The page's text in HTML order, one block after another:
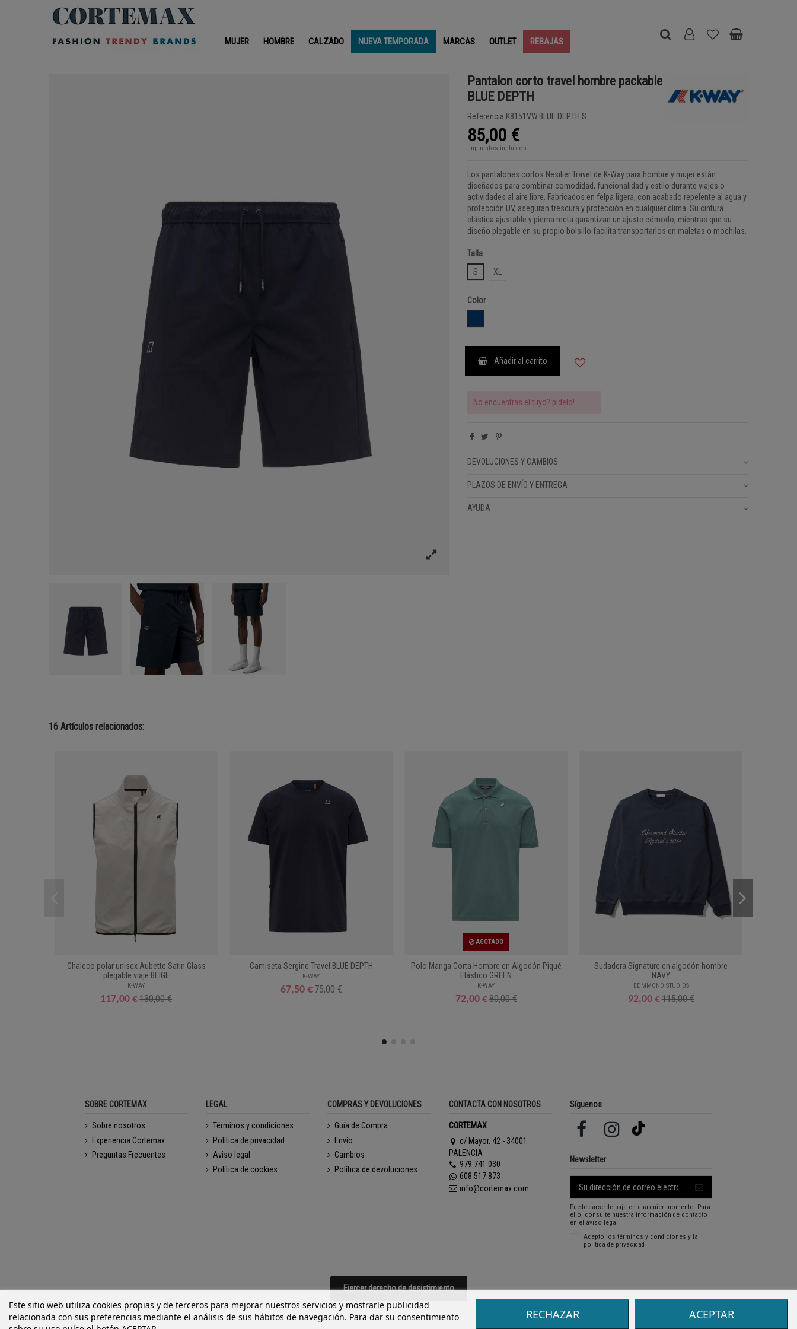
MUJER HOMBRE CALZADO NUEVA TEMPORADA MARCAS OUTLET REBAJAS
Pantalon corto travel hombre packable
BLUE DEPTH
Referencia K8151VW.BLUE DEPTH.S
85,00 €
Impuestos incluidos
Los pantalones cortos Nesilier Travel de K-Way para hombre y mujer están
diseñados para combinar comodidad, funcionalidad y estilo durante viajes o
actividades al aire libre. Fabricados en felpa ligera, con acabado repelente al agua y
protección UV, aseguran frescura y protección en cualquier clima. Su cintura
elástica ajustable y pierna recta garantizan un ajuste cómodo, mientras que su
diseño plegable en su propio bolsillo facilita transportarlos en maletas o mochilas.
Talla
S
XL
Color
Añadir al carrito
No encuentras el tuyo? pídelo!
DEVOLUCIONES Y CAMBIOS
PLAZOS DE ENVÍO Y ENTREGA
AYUDA
16 Artículos relacionados:
Chaleco polar unisex Aubette Satin Glass
plegable viaje BEIGE
K-WAY
117,00 €130,00 €
Camiseta Sergine Travel BLUE DEPTH
K-WAY
67,50 €75,00 €
AGOTADO
Polo Manga Corta Hombre en Algodón Piqué
Elástico GREEN
K-WAY
72,00 €80,00 €
Sudadera Signature en algodón hombre
NAVY
EDMMOND STUDIOS
92,00 €115,00 €
SOBRE CORTEMAX
Sobre nosotros
Experiencia Cortemax
Preguntas Frecuentes
LEGAL
Términos y condiciones
Política de privacidad
Aviso legal
Política de cookies
COMPRAS Y DEVOLUCIONES
Guía de Compra
Envío
Cambios
Política de devoluciones
CONTACTA CON NOSOTROS
CORTEMAX
c/ Mayor, 42 - 34001
PALENCIA
979 741 030
608 517 873
info@cortemax.com
Este sitio web utiliza cookies propias y de terceros para mejorar nuestros servicios y mostrarle publicidad
relacionada con sus preferencias mediante el análisis de sus hábitos de navegación. Para dar su consentimiento
RECHAZAR ACEPTAR
Síguenos
Newsletter
Puede darse de baja en cualquier momento. Para
ello, consulte nuestra información de contacto
en el aviso legal.
Acepto lostérminos y condiciones y la
política de privacidad
Ejercer derecho de desistimiento